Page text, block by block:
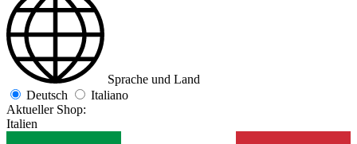
Sprache und Land
Deutsch
Italiano
Aktueller Shop:
Italien